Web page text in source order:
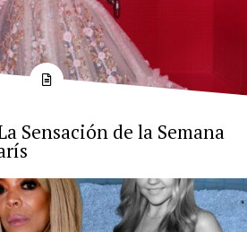
Sensación de la Semana